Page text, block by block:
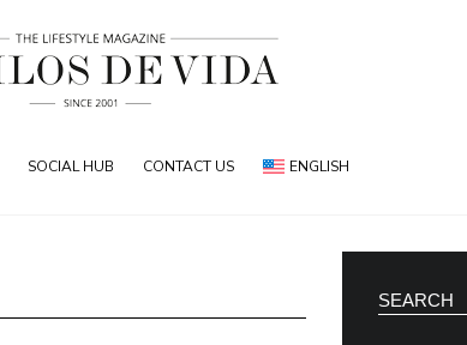
SOCIAL HUB CONTACT US ENGLISH
SEARCH